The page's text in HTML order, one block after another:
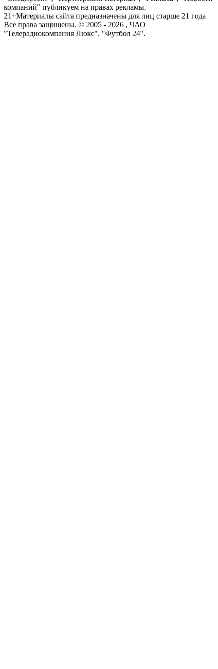
компаний" публикуем на правах рекламы.
21+Материалы сайта предназначены для лиц старше 21 года
Все права защищены. © 2005 - 2026 , ЧАО
"Телерадиокомпания Люкс". "Футбол 24".